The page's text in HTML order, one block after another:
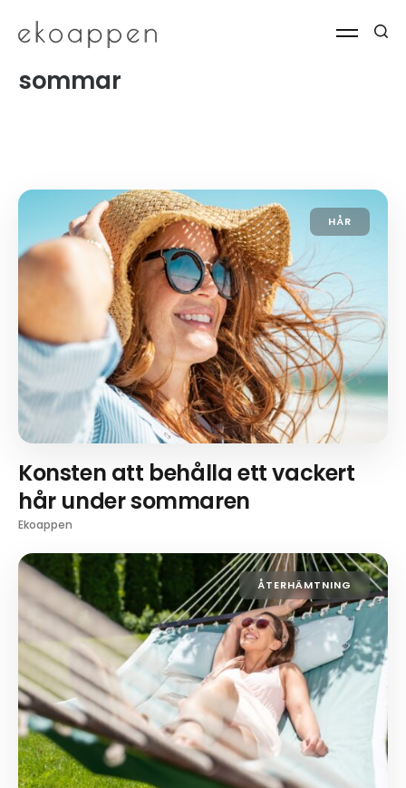
sommar
HÅR
Konsten att behålla ett vackert
hår under sommaren
Ekoappen
ÅTERHÄMTNING